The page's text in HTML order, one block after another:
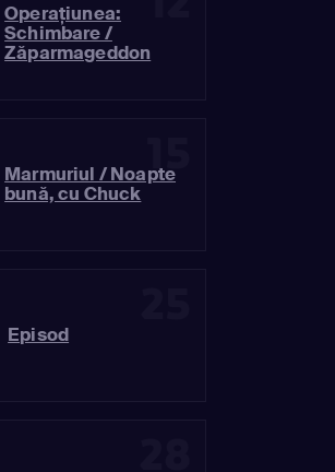
Operaţiunea:
Schimbare /
Zăparmageddon
15
Marmuriul / Noapte
bună, cu Chuck
Episod